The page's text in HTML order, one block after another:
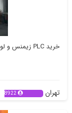
خرید PLC زیمنس و لوگو زیمنس از نمایندگی زیمنس در تهران
تهران 8922